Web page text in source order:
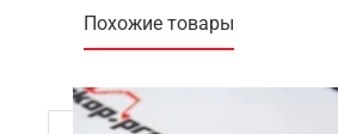
Похожие товары